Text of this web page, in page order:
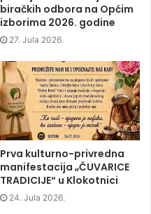
biračkih odbora na Općim
izborima 2026. godine
27. Jula 2026.
Prva kulturno-privredna
manifestacija „ČUVARICE
TRADICIJE“ u Klokotnici
24. Jula 2026.